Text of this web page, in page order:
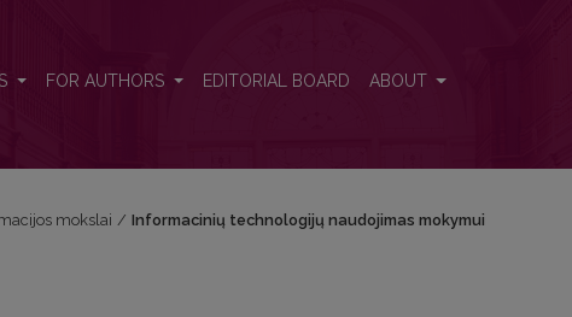
FOR AUTHORS EDITORIAL BOARD ABOUT
mokslai / Informacinių technologijų naudojimas mokymui